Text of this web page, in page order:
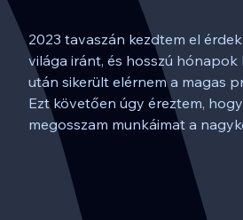
2023 tavaszán kezdtem el
világa iránt, és hosszú
után sikerült elérnem a magas
Ezt követően úgy éreztem,
megosszam munkáimat a